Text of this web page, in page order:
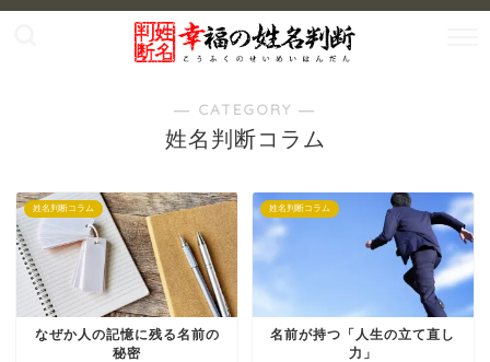
― CATEGORY ―
姓名判断コラム
姓名判断コラム
なぜか人の記憶に残る名前の
秘密
姓名判断コラム
名前が持つ「人生の立て直し
力」